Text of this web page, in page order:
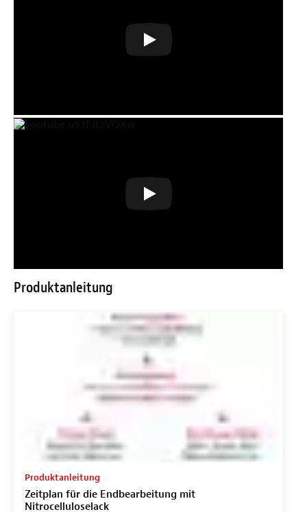
Produktanleitung
Produktanleitung
Zeitplan für die Endbearbeitung mit
Nitrocelluloselack